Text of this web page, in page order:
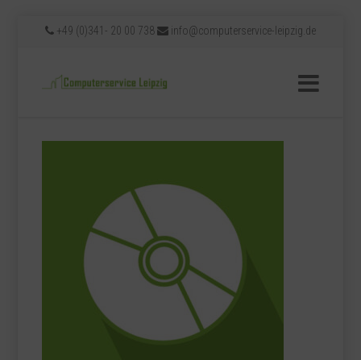
+49 (0)341- 20 00 738 info@computerservice-leipzig.de